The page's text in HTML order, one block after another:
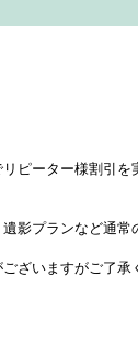
ピーター様割引を
影プランなど通
ざいますがご了承